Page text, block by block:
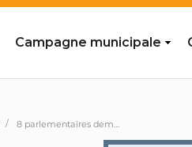
Campagne municipale
8 parlementaires demandent de maintenir le statut de protection des loups et de minimiser le recours aux procédés létaux